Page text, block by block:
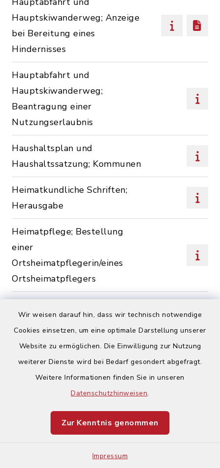
Wir weisen darauf hin, dass wir technisch notwendige
Cookies einsetzen, um eine optimale Darstellung unserer
Website zu ermöglichen. Die Einwilligung zur Nutzung
weiterer Dienste wird bei Bedarf gesondert abgefragt.
Weitere Informationen finden Sie in unseren
Datenschutzhinweisen.
Zur Kenntnis genommen
Impressum
Hauptskiwanderweg; Anzeige
bei Bereitung eines
Hindernisses
Hauptabfahrt und
Hauptskiwanderweg;
Beantragung einer
Nutzungserlaubnis
Haushaltsplan und
Haushaltssatzung; Kommunen
Heimatkundliche Schriften;
Herausgabe
Heimatpflege; Bestellung
einer
Ortsheimatpflegerin/eines
Ortsheimatpflegers
Maulkorbzwang und zur
Anleinpflicht
Hunde; Beantragung einer
Erlaubnis zum Halten eines
Kampfhundes oder eines
Negativzeugnisses
Hundesteuer; An- und
Abmeldung eines Hundes